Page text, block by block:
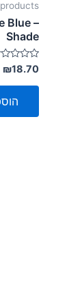
Blue –
Shade
דורג
0
מתוך
₪18.70